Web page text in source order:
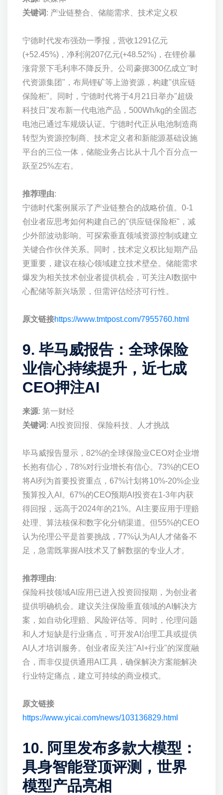
关键词 : 产业链整合、储能需求、技术定义权
宁德时代发布强劲一季报，营收1291亿元
(+52.45%)，净利润207亿元(+48.52%)，在锂价暴
涨背景下毛利率不降反升。公司豪掷300亿成立"时
代资源集团"，布局锂矿等上游资源，构建"供应链
保险柜"。同时，宁德时代将于4月21日举办"超级
科技日"发布新一代电池产品，500Wh/kg的全固态
电池已通过车规级认证。宁德时代正从电池制造商
转型为资源控制商、技术定义者和新能源基础设施
平台的三位一体，储能业务占比从十几个百分点一
跃至25%左右。
推荐理由:
宁德时代案例展示了产业链整合的战略价值。0-1
创业者应思考如何构建自己的"供应链保险柜"，减
少外部波动影响。可探索垂直领域资源控制或建立
关键合作伙伴关系。同时，技术定义权比短期产品
更重要，建议在核心领域建立技术壁垒。储能需求
爆发为相关技术创业者提供机会，可关注AI数据中
心配储等新兴场景，但需评估经济可行性。
原文链接https://www.tmtpost.com/7955760.html
9. 毕马威报告：全球保险
业信心持续提升，近七成
CEO押注AI
来源: 第一财经
关键词 : AI投资回报、保险科技、人才挑战
毕马威报告显示，82%的全球保险业CEO对企业增
长抱有信心，78%对行业增长有信心。73%的CEO
将AI列为首要投资重点，67%计划将10%-20%企业
预算投入AI。67%的CEO预期AI投资在1-3年内获
得回报，远高于2024年的21%。AI主要应用于理赔
处理、算法核保和数字化分销渠道。但55%的CEO
认为伦理公平是首要挑战，77%认为AI人才储备不
足，急需既掌握AI技术又了解数据的专业人才。
推荐理由:
保险科技领域AI应用已进入投资回报期，为创业者
提供明确机会。建议关注保险垂直领域的AI解决方
案，如自动化理赔、风险评估等。同时，伦理问题
和人才短缺是行业痛点，可开发AI治理工具或提供
AI人才培训服务。创业者应关注"AI+行业"的深度融
合，而非仅提供通用AI工具，确保解决方案能解决
行业特定痛点，建立可持续的商业模式。
原文链接
https://www.yicai.com/news/103136829.html
10. 阿里发布多款大模型：
具身智能登顶评测，世界
模型产品亮相